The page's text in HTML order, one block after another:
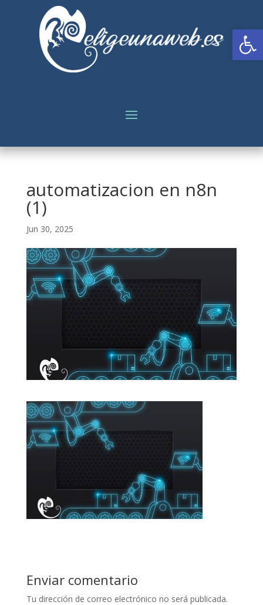
automatizacion en n8n
(1)
Jun 30, 2025
Enviar comentario
Tu dirección de correo electrónico no será publicada.